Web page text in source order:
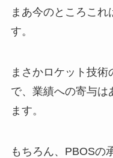
まあ今のところこ
す。
まさかロケット技
で、業績への寄与は
ます。
もちろん、PBOSの